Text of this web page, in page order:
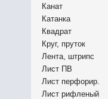
Канат
Катанка
Квадрат
Круг, пруток
Лента, штрипс
Лист ПВ
Лист перфорир.
Лист рифленый